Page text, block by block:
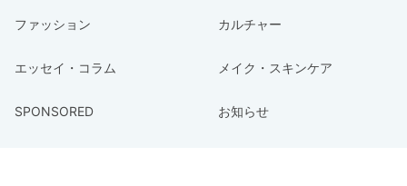
ファッション カルチャー
エッセイ・コラム メイク・スキンケア
SPONSORED お知らせ